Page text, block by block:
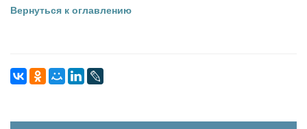
Вернуться к оглавлению